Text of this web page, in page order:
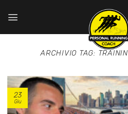
ARCHIVIO TAG:
23
Giu